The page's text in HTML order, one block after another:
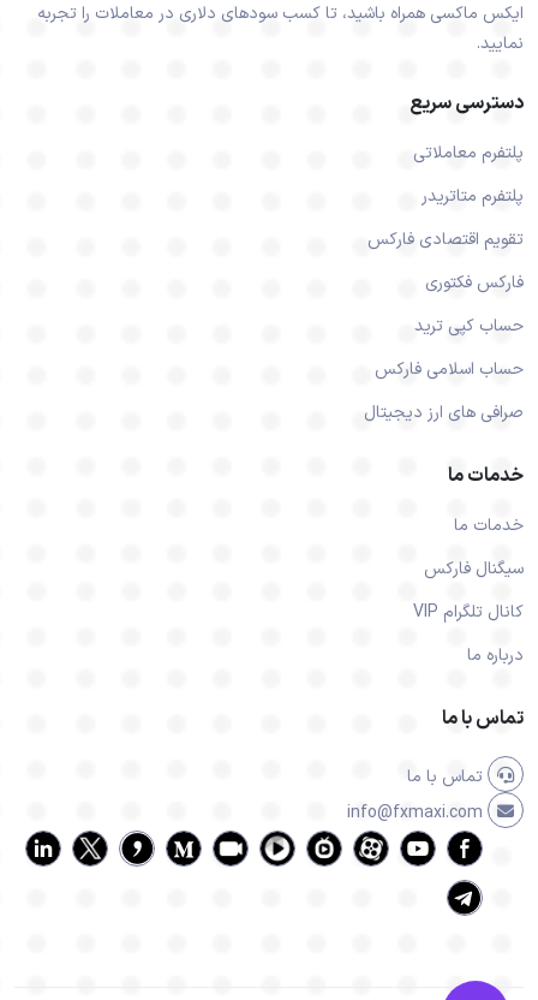
ایکس ماکسی همراه باشید، تا کسب سودهای دلاری در معاملات را تجربه
نمایید.
دسترسی سریع
پلتفرم معاملاتی
پلتفرم متاتریدر
تقویم اقتصادی فارکس
فارکس فکتوری
حساب کپی ترید
حساب اسلامی فارکس
صرافی های ارز دیجیتال
خدمات ما
خدمات ما
سیگنال فارکس
کانال تلگرام VIP
درباره ما
تماس با ما
تماس با ما